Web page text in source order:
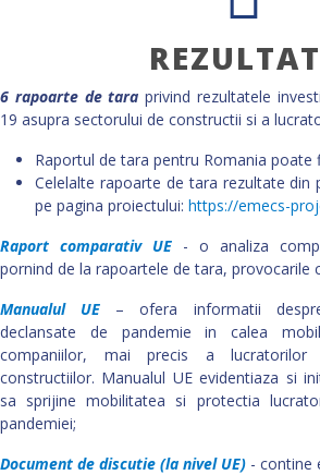
6 rapoarte de tara privind rezultatele
19 asupra sectorului de constructii si a
Raportul de tara pentru Romania poate
Celelalte rapoarte de tara rezultate
pe pagina proiectului: https://emecs-
Raport comparativ UE - o analiza
pornind de la rapoartele de tara, provocarile
Manualul UE
– ofera informatii
declansate de pandemie in calea
companiilor, mai precis a
constructiilor. Manualul UE evidentiaza si
sa sprijine mobilitatea si protectia
pandemiei;
Document de discutie (la nivel UE) - contine